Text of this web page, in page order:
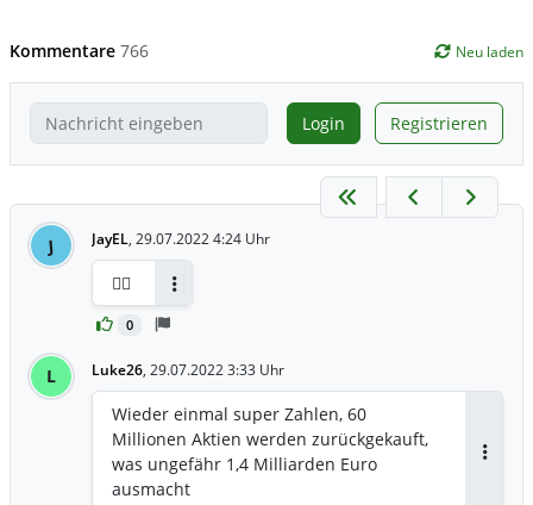
Kommentare 766 Neu laden
Login Registrieren
J JayEL, 29.07.2022 4:24 Uhr
0
👍🏼
L Luke26, 29.07.2022 3:33 Uhr
Wieder einmal super Zahlen, 60
Millionen Aktien werden zurückgekauft,
was ungefähr 1,4 Milliarden Euro
ausmacht